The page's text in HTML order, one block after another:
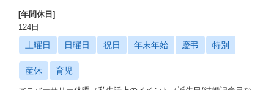
[年間休日]
124日
土曜日 日曜日 祝日 年末年始 慶弔 特別
産休 育児